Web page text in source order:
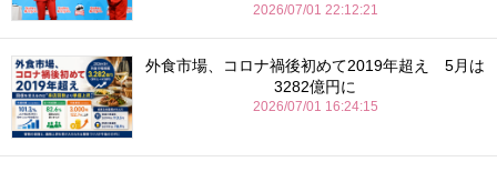
2026/07/01 22:12:21
外食市場、コロナ禍後初めて2019年超え 5月は
3282億円に
2026/07/01 16:24:15